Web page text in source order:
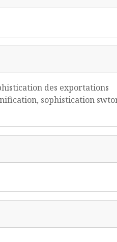
des exportations
sophistication